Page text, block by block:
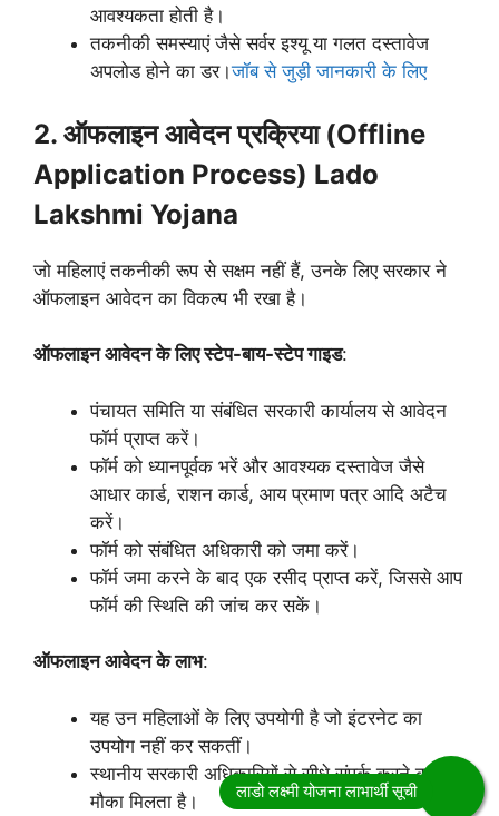
आवश्यकता होती है।
तकनीकी समस्याएं जैसे सर्वर इश्यू या गलत दस्तावेज
अपलोड होने का डर।जॉब से जुड़ी जानकारी के लिए
2. ऑफलाइन आवेदन प्रक्रिया (Offline
Application Process) Lado
Lakshmi Yojana
जो महिलाएं तकनीकी रूप से सक्षम नहीं हैं, उनके लिए सरकार ने
ऑफलाइन आवेदन का विकल्प भी रखा है।
ऑफलाइन आवेदन के लिए स्टेप-बाय-स्टेप गाइड:
पंचायत समिति या संबंधित सरकारी कार्यालय से आवेदन
फॉर्म प्राप्त करें।
फॉर्म को ध्यानपूर्वक भरें और आवश्यक दस्तावेज जैसे
आधार कार्ड, राशन कार्ड, आय प्रमाण पत्र आदि अटैच
करें।
फॉर्म को संबंधित अधिकारी को जमा करें।
फॉर्म जमा करने के बाद एक रसीद प्राप्त करें, जिससे आप
फॉर्म की स्थिति की जांच कर सकें।
ऑफलाइन आवेदन के लाभ:
यह उन महिलाओं के लिए उपयोगी है जो इंटरनेट का
उपयोग नहीं कर सकतीं।
स्थानीय सरकारी अधिकारियों से सीधे संपर्क करने का
मौका मिलता है।